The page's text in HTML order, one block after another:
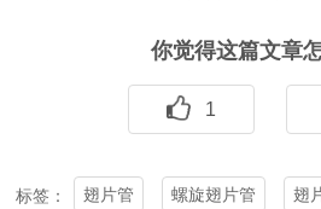
你觉得这篇文章
1
标签： 翅片管 螺旋翅片管 翅